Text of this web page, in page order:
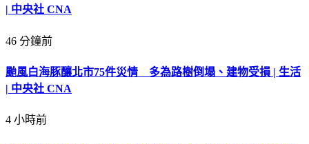
| 中央社 CNA
46 分鐘前
颱風白海豚釀北市75件災情 多為路樹倒塌、建物受損 | 生活
| 中央社 CNA
4 小時前